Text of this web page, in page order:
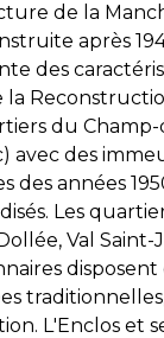
de la
après
des
la
du Champ-
avec des
des années
Les
Val Saint-
L'Enclos et